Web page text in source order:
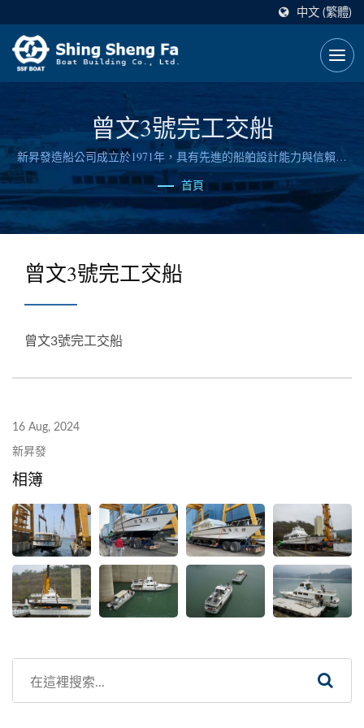
中文 (繁體)
曾文3號完工交船
新昇發造船公司成立於1971年，具有先進的船舶設計能力與信賴可
靠的造船技術。
首頁
曾文3號完工交船
曾文3號完工交船
16 Aug, 2024
新昇發
相簿